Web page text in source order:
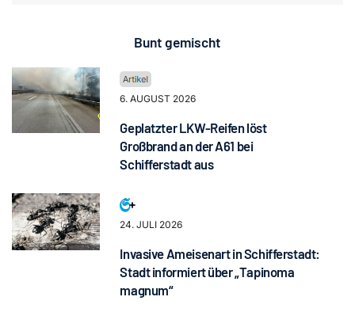
Bunt gemischt
6. AUGUST 2026
Geplatzter LKW-Reifen löst
Großbrand an der A61 bei
Schifferstadt aus
24. JULI 2026
Invasive Ameisenart in Schifferstadt:
Stadt informiert über „Tapinoma
magnum“